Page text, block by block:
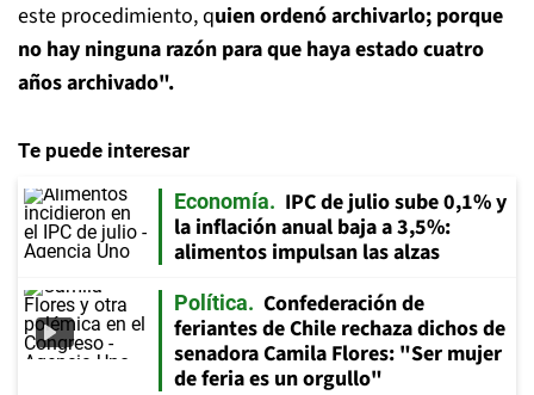
este procedimiento, quien ordenó archivarlo; porque
no hay ninguna razón para que haya estado cuatro
años archivado".
Te puede interesar
Economía
IPC de julio sube 0,1% y
la inflación anual baja a 3,5%:
alimentos impulsan las alzas
Política
Confederación de
feriantes de Chile rechaza dichos de
senadora Camila Flores: "Ser mujer
de feria es un orgullo"